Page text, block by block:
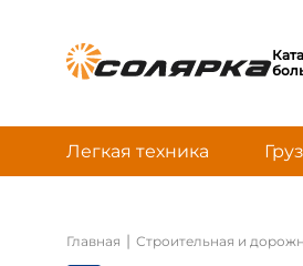
Легкая техника
Главная | Строительная и